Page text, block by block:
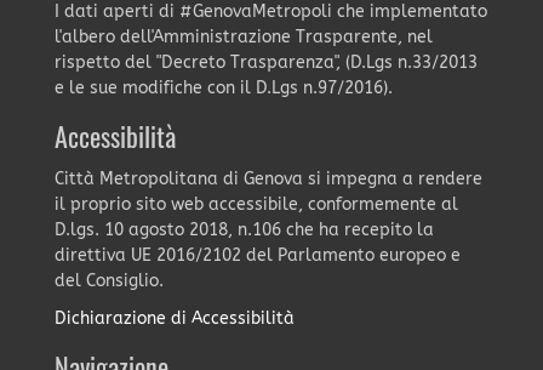
I dati aperti di #GenovaMetropoli che implementato
l'albero dell'Amministrazione Trasparente, nel
rispetto del "Decreto Trasparenza", (D.Lgs n.33/2013
e le sue modifiche con il D.Lgs n.97/2016).
Accessibilità
Città Metropolitana di Genova si impegna a rendere
il proprio sito web accessibile, conformemente al
D.lgs. 10 agosto 2018, n.106 che ha recepito la
direttiva UE 2016/2102 del Parlamento europeo e
del Consiglio.
Dichiarazione di Accessibilità